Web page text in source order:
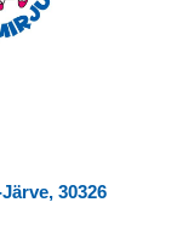
30326